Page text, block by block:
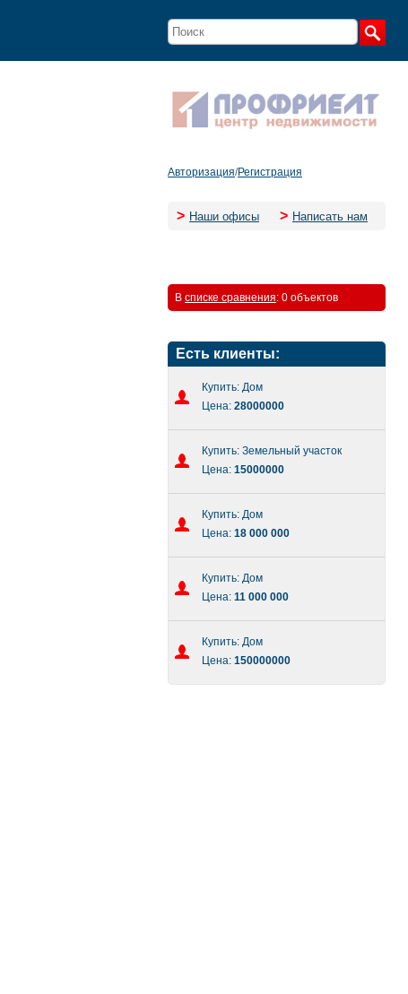
Авторизация/Регистрация
> Наши офисы > Написать нам
В списке сравнения: 0 объектов
Есть клиенты:
Купить: Дом
Цена: 28000000
Купить: Земельный участок
Цена: 15000000
Купить: Дом
Цена: 18 000 000
Купить: Дом
Цена: 11 000 000
Купить: Дом
Цена: 150000000